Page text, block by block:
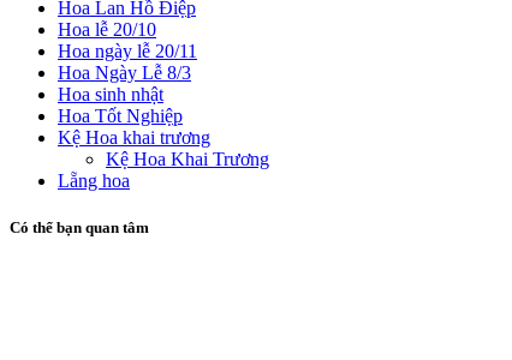
Hoa Lan Hồ Điệp
Hoa lễ 20/10
Hoa ngày lễ 20/11
Hoa Ngày Lễ 8/3
Hoa sinh nhật
Hoa Tốt Nghiệp
Kệ Hoa khai trương
Kệ Hoa Khai Trương
Lẵng hoa
Có thể bạn quan tâm